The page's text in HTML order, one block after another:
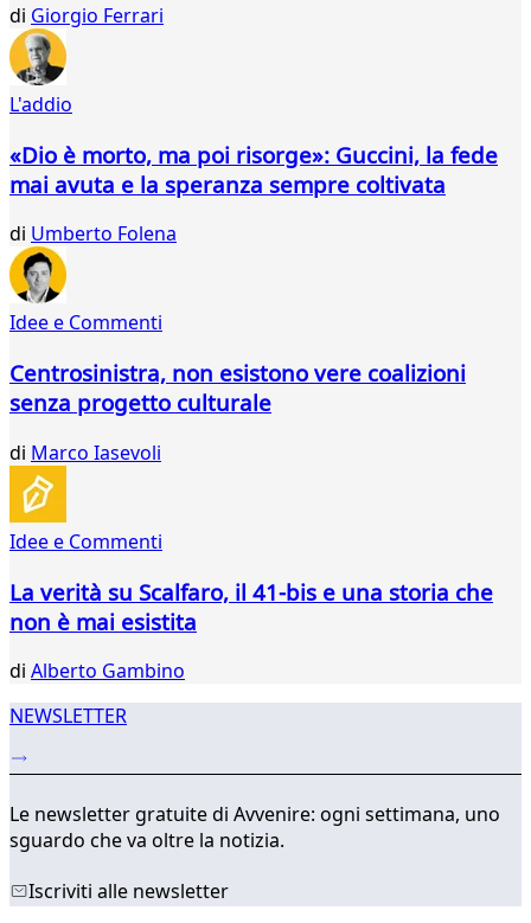
di Giorgio Ferrari
L'addio
«Dio è morto, ma poi risorge»: Guccini, la fede
mai avuta e la speranza sempre coltivata
di Umberto Folena
Idee e Commenti
Centrosinistra, non esistono vere coalizioni
senza progetto culturale
di Marco Iasevoli
Idee e Commenti
La verità su Scalfaro, il 41-bis e una storia che
non è mai esistita
di Alberto Gambino
NEWSLETTER
Le newsletter gratuite di Avvenire: ogni settimana, uno
sguardo che va oltre la notizia.
Iscriviti alle newsletter